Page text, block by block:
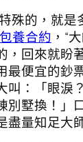
殊的，就是
包養合約 ，“
，回來就盼
最便宜的鈔
叫：「眼淚
別墅換！」
盡量知足大